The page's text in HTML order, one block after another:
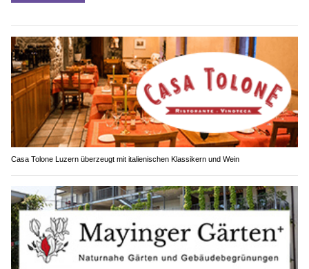
Casa Tolone Luzern überzeugt mit italienischen Klassikern und Wein